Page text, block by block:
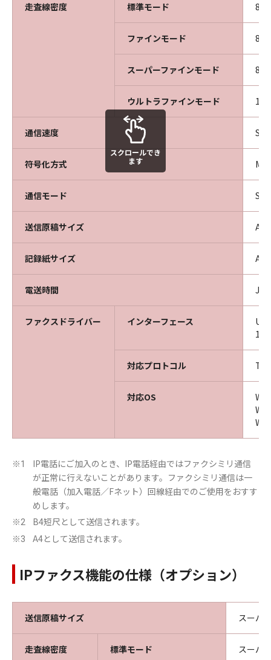
走査線密度 標準モード 8
ファインモード 8
スーパーファインモード 8
ウルトラファインモード 16
通信速度
符号化方式 MH
通信モード
送信原稿サイズ A3
記録紙サイズ A3
電送時間
ファクスドライバー インターフェース
対応プロトコル
対応OS
スクロールでき
ます
※1
IP電話にご加入のとき、IP電話経由ではファクシミリ通信
が正常に行えないことがあります。ファクシミリ通信は一
般電話（加入電話／Fネット）回線経由でのご使用をおすす
めします。
※2 B4短尺として送信されます。
※3 A4として送信されます。
IPファクス機能の仕様（オプション）
送信原稿サイズ スーパ
走査線密度 標準モード スーパ